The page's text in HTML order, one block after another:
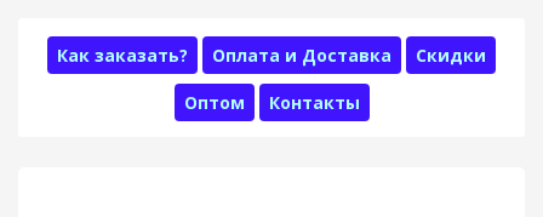
Как заказать? Оплата и Доставка Скидки
Оптом Контакты